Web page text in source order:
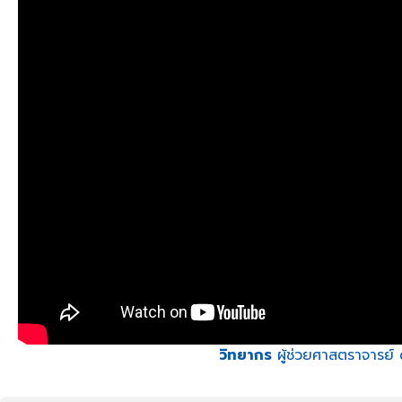
วิทยากร ผู้ช่วยศาสตราจาร